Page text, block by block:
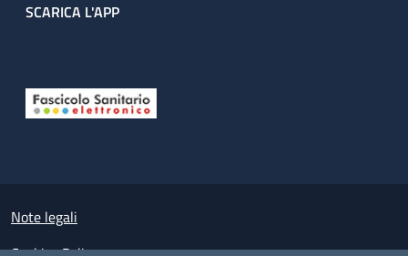
SCARICA L'APP
Small prints
Note legali